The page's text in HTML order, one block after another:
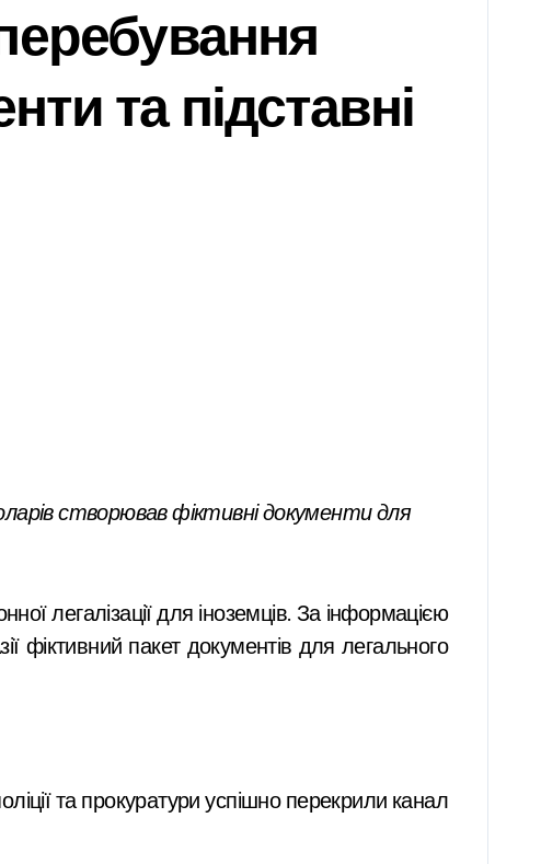
та підставні
створював фіктивні документи для
легалізації для іноземців. За інформацією
фіктивний пакет документів для легального
та прокуратури успішно перекрили канал